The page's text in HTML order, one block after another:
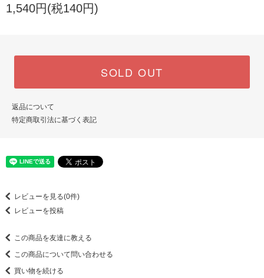
1,540円(税140円)
SOLD OUT
返品について
特定商取引法に基づく表記
レビューを見る(0件)
レビューを投稿
この商品を友達に教える
この商品について問い合わせる
買い物を続ける